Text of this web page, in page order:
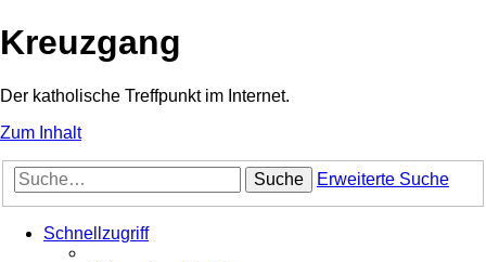
Kreuzgang
Der katholische Treffpunkt im Internet.
Zum Inhalt
Suche Erweiterte Suche
Schnellzugriff